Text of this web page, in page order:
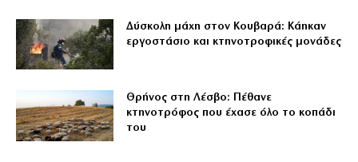
Δύσκολη μάχη στον Κουβαρά: Κάηκαν
εργοστάσιο και κτηνοτροφικές μονάδες
Θρήνος στη Λέσβο: Πέθανε
κτηνοτρόφος που έχασε όλο το κοπάδι
του